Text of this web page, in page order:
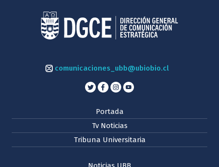
comunicaciones_ubb@ubiobio.cl
Portada
Tv Noticias
Tribuna Universitaria